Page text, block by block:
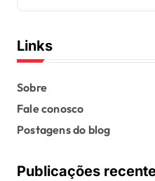
Links
Sobre
Fale conosco
Postagens do blog
Publicações